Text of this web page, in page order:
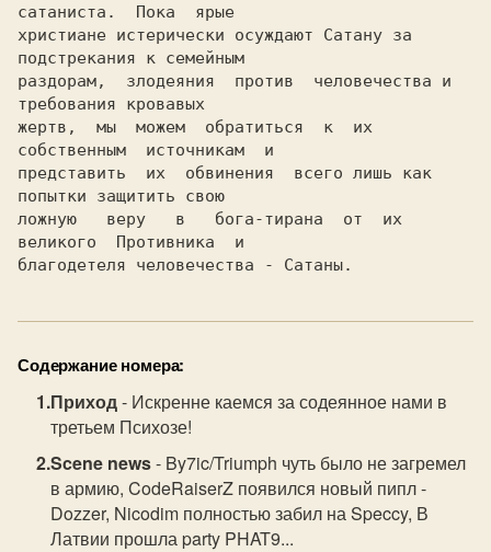
сатаниста.  Пока  ярые
христиане истерически осуждают Сатану за
подстрекания к семейным
раздорам,  злодеяния  против  человечества и
требования кровавых
жертв,  мы  можем  обратиться  к  их
собственным  источникам  и
представить  их  обвинения  всего лишь как
попытки защитить свою
ложную   веру   в   бога-тирана  от  их
великого  Противника  и
благодетеля человечества - Сатаны.
Содержание номера:
Приход- Искренне каемся за содеянное нами в
третьем Психозе!
Scene news- By7ic/Triumph чуть было не загремел
в армию, CodeRaiserZ появился новый пипл -
Dozzer, Nicodim полностью забил на Speccy, В
Латвии прошла party PHAT9...